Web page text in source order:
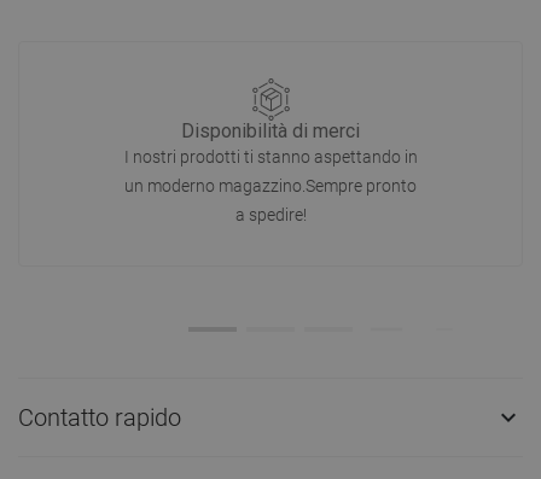
Disponibilità di merci
I nostri prodotti ti stanno aspettando in
un moderno magazzino.Sempre pronto
a spedire!
Contatto rapido 